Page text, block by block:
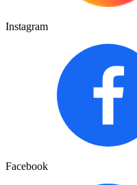
Instagram
Facebook